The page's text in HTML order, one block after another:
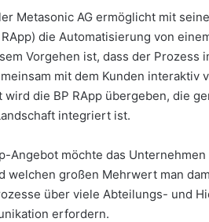
Metasonic AG ermöglicht mit
die Automatisierung von
Vorgehen ist, dass der Prozess
mit dem Kunden interaktiv
wird die BP RApp übergeben, die
integriert ist.
Angebot möchte das
welchen großen Mehrwert man
über viele Abteilungs- und
erfordern.